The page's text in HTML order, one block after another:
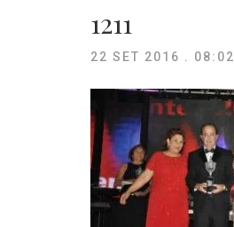
1211
22 SET 2016 . 08:02